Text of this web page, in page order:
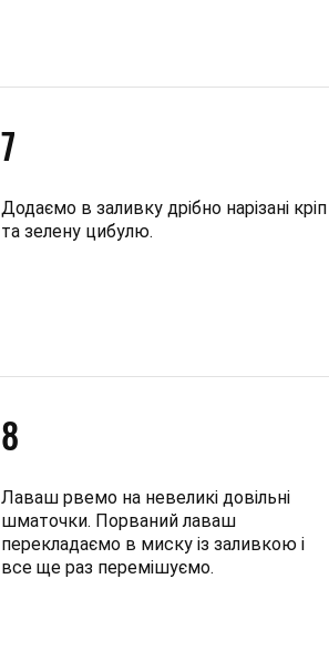
7
Додаємо в заливку дрібно нарізані кріп
та зелену цибулю.
8
Лаваш рвемо на невеликі довільні
шматочки. Порваний лаваш
перекладаємо в миску із заливкою і
все ще раз перемішуємо.